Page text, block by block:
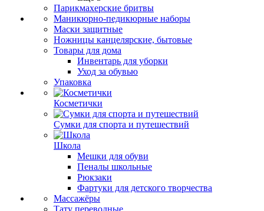
Парикмахерские бритвы
Маникюрно-педикюрные наборы
Маски защитные
Ножницы канцелярские, бытовые
Товары для дома
Инвентарь для уборки
Уход за обувью
Упаковка
Косметички
Сумки для спорта и путешествий
Школа
Мешки для обуви
Пеналы школьные
Рюкзаки
Фартуки для детского творчества
Массажёры
Тату переводные